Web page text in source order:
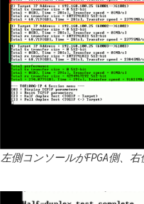
左側コンソールがFPGA側、